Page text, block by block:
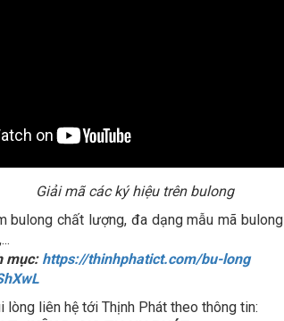
Giải mã các ký hiệu trên bulong
bulong chất lượng, đa dạng mẫu mã
mục: https://thinhphatict.com/bu-long
liên hệ tới Thịnh Phát theo thông tin: